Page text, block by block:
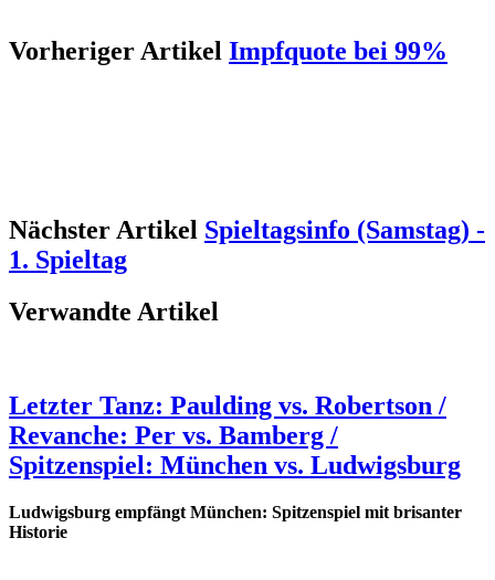
Vorheriger Artikel Impfquote bei 99%
Nächster Artikel Spieltagsinfo (Samstag) -
1. Spieltag
Verwandte Artikel
Letzter Tanz: Paulding vs. Robertson /
Revanche: Per vs. Bamberg /
Spitzenspiel: München vs. Ludwigsburg
Ludwigsburg empfängt München: Spitzenspiel mit brisanter
Historie